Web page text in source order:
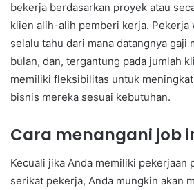
bekerja berdasarkan proyek atau
klien alih-alih pemberi kerja. Pekerja
selalu tahu dari mana datangnya gaji
bulan, dan, tergantung pada jumlah
memiliki fleksibilitas untuk
bisnis mereka sesuai kebutuhan.
Cara menangani job
Kecuali jika Anda memiliki pekerjaan
serikat pekerja, Anda mungkin akan